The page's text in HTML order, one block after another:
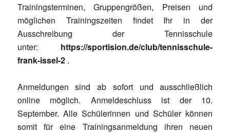
Trainingsterminen, Gruppengrößen, Preisen und
möglichen Trainingszeiten findet Ihr in der
Ausschreibung der Tennisschule
unter: https://sportision.de/club/tennisschule-
frank-issel-2.
Anmeldungen sind ab sofort und ausschließlich
online möglich. Anmeldeschluss ist der 10.
September. Alle Schülerinnen und Schüler können
somit für eine Trainingsanmeldung ihren neuen